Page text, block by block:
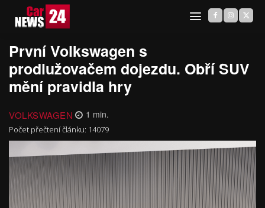
První Volkswagen s
prodlužovačem dojezdu. Obří SUV
mění pravidla hry
VOLKSWAGEN 1 min.
Počet přečtení článku: 14079